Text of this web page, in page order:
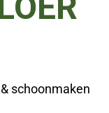
schoonmaken